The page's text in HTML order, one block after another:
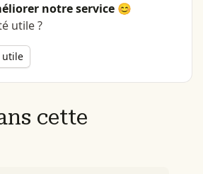
notre service 😊
utile ?
utile
cette